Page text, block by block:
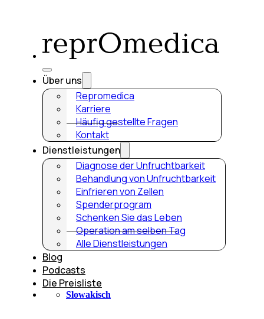
Über uns
Repromedica
Karriere
Häufig gestellte Fragen
Kontakt
Dienstleistungen
Diagnose der Unfruchtbarkeit
Behandlung von Unfruchtbarkeit
Einfrieren von Zellen
Spenderprogram
Schenken Sie das Leben
Operation am selben Tag
Alle Dienstleistungen
Blog
Podcasts
Die Preisliste
Slowakisch